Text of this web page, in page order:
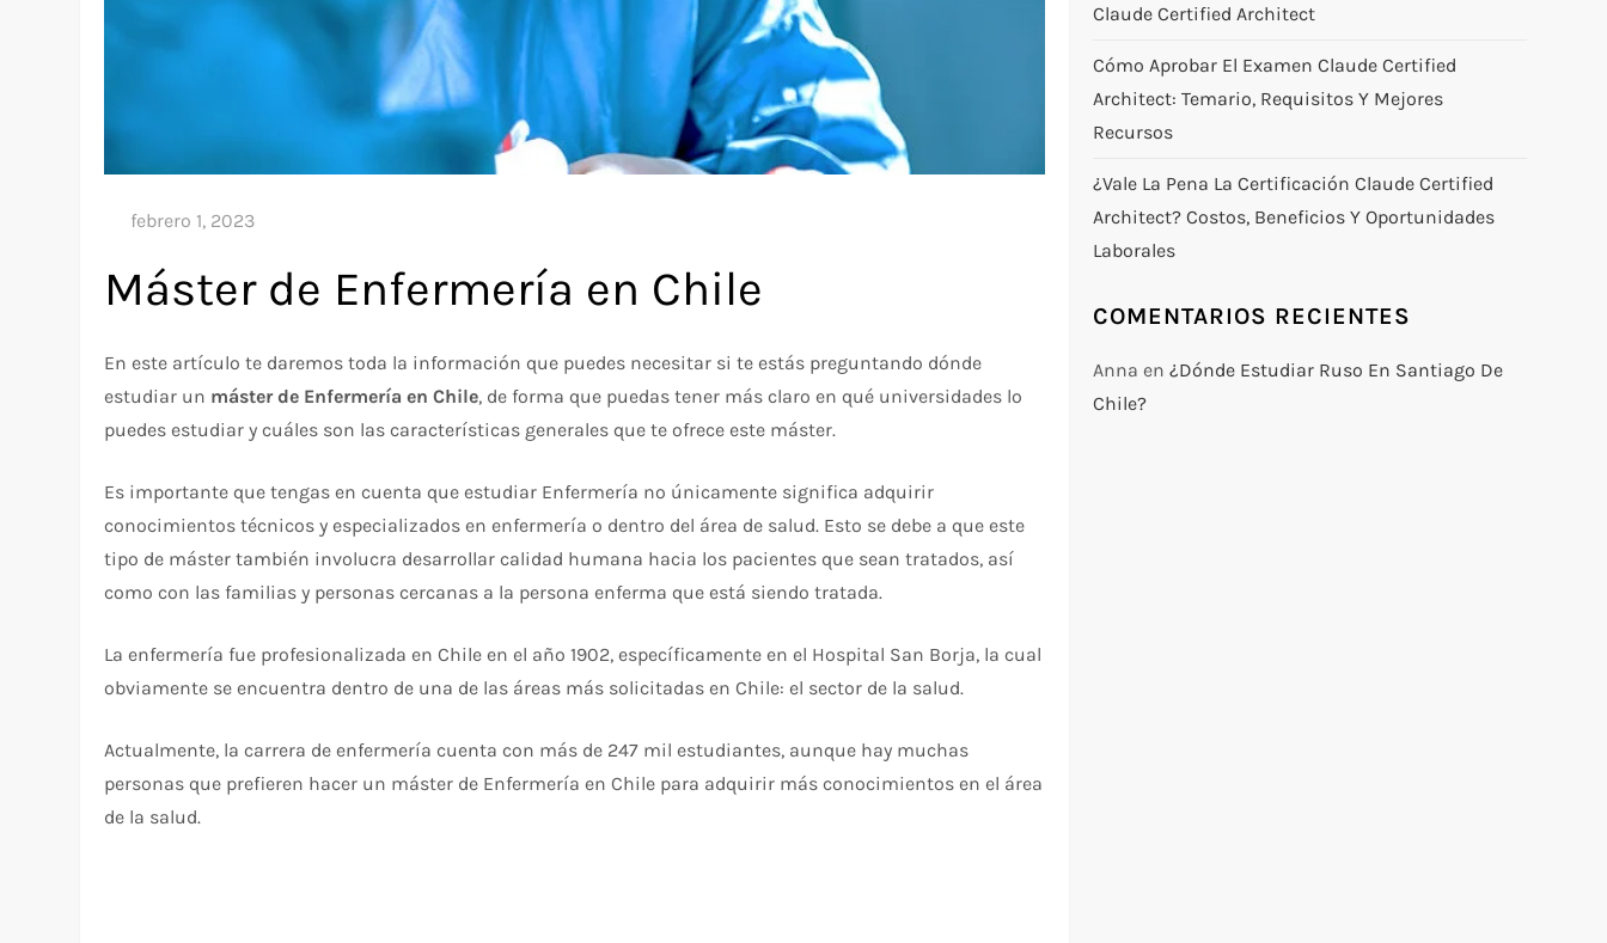
Máster de Enfermería en Chile
En este artículo te daremos toda la información que puedes necesitar si te estás preguntando dónde
estudiar un máster de Enfermería en Chile, de forma que puedas tener más claro en qué universidades lo
puedes estudiar y cuáles son las características generales que te ofrece este máster.
Es importante que tengas en cuenta que estudiar Enfermería no únicamente significa adquirir
conocimientos técnicos y especializados en enfermería o dentro del área de salud. Esto se debe a que este
tipo de máster también involucra desarrollar calidad humana hacia los pacientes que sean tratados, así
como con las familias y personas cercanas a la persona enferma que está siendo tratada.
La enfermería fue profesionalizada en Chile en el año 1902, específicamente en el Hospital San Borja, la cual
obviamente se encuentra dentro de una de las áreas más solicitadas en Chile: el sector de la salud.
Actualmente, la carrera de enfermería cuenta con más de 247 mil estudiantes, aunque hay muchas
personas que prefieren hacer un máster de Enfermería en Chile para adquirir más conocimientos en el área
de la salud.
Claude Certified Architect
Cómo Aprobar El Examen Claude Certified
Architect: Temario, Requisitos Y Mejores
Recursos
¿Vale La Pena La Certificación Claude Certified
Architect? Costos, Beneficios Y Oportunidades
Laborales
COMENTARIOS RECIENTES
Anna en ¿Dónde Estudiar Ruso En Santiago De
Chile?